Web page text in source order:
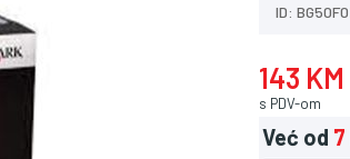
ID:
143 KM
s PDV-om
Već od 7